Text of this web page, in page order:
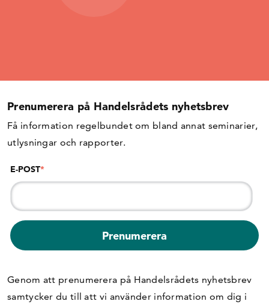
Prenumerera på Handelsrådets nyhetsbrev
Få information regelbundet om bland annat seminarier,
utlysningar och rapporter.
E-POST*
Genom att prenumerera på Handelsrådets nyhetsbrev
samtycker du till att vi använder information om dig i